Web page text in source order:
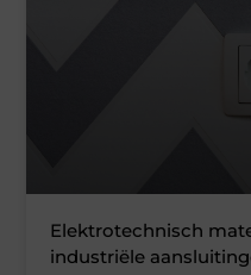
Elektrotechnisch
industriële